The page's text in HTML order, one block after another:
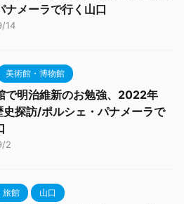
ナメーラで行く山口
14
美術館・博物館
で明治維新のお勉強、2022年
探訪/ポルシェ・パナメーラで
2
旅館 山口